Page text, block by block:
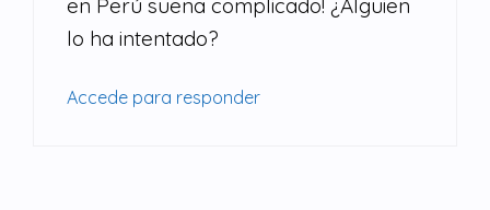
en Perú suena complicado! ¿Alguien
lo ha intentado?
Accede para responder